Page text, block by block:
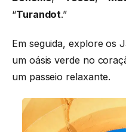
“Turandot.”
Em seguida, explore os
um oásis verde no
um passeio relaxante.